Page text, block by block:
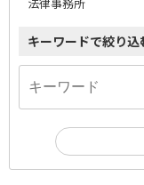
キーワードで絞り込